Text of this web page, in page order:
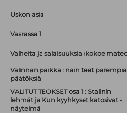
Uskon asia
Vaarassa 1
Valheita ja salaisuuksia
Valinnan paikka : näin teet parempia
päätöksiä
VALITUT TEOKSET osa 1 : Stalinin
lehmät ja Kun kyyhkyset katosivat -
näytelmä